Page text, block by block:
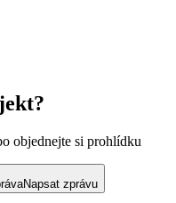
objednejte si prohlídku
Napsat zprávu